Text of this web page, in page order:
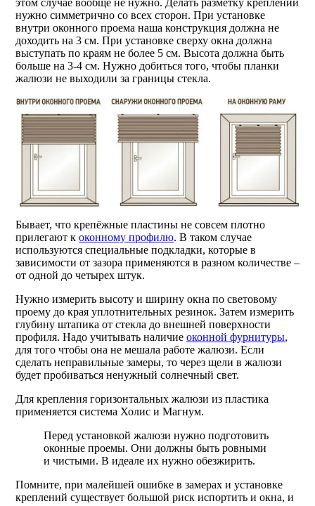
нужно симметрично со всех сторон. При установке
внутри оконного проема наша конструкция должна не
доходить на 3 см. При установке сверху окна должна
выступать по краям не более 5 см. Высота должна быть
больше на 3-4 см. Нужно добиться того, чтобы планки
жалюзи не выходили за границы стекла.
Бывает, что крепёжные пластины не совсем плотно
прилегают к оконному профилю. В таком случае
используются специальные подкладки, которые в
зависимости от зазора применяются в разном количестве –
от одной до четырех штук.
Нужно измерить высоту и ширину окна по световому
проему до края уплотнительных резинок. Затем измерить
глубину штапика от стекла до внешней поверхности
профиля. Надо учитывать наличие оконной фурнитуры,
для того чтобы она не мешала работе жалюзи. Если
сделать неправильные замеры, то через щели в жалюзи
будет пробиваться ненужный солнечный свет.
Для крепления горизонтальных жалюзи из пластика
применяется система Холис и Магнум.
Перед установкой жалюзи нужно подготовить
оконные проемы. Они должны быть ровными
и чистыми. В идеале их нужно обезжирить.
Помните, при малейшей ошибке в замерах и установке
креплений существует большой риск испортить и окна, и